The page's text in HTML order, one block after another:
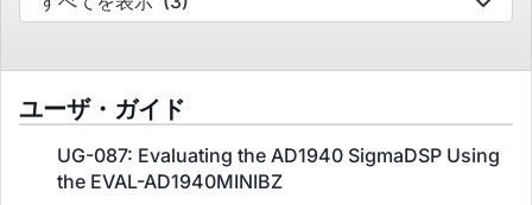
ユーザ・ガイド
UG-087: Evaluating the AD1940 SigmaDSP Using
the EVAL-AD1940MINIBZ